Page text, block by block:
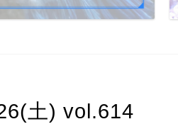
土) vol.614